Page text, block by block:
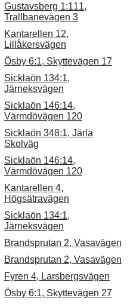
Gustavsberg 1:111,
Trallbanevägen 3
Kantarellen 12,
Lillåkersvägen
Ösby 6:1, Skyttevägen 17
Sicklaön 134:1,
Järneksvägen
Sicklaön 146:14,
Värmdövägen 120
Sicklaön 348:1, Järla
Skolväg
Sicklaön 146:14,
Värmdövägen 120
Kantarellen 4,
Högsätravägen
Sicklaön 134:1,
Järneksvägen
Brandsprutan 2, Vasavägen
Brandsprutan 2, Vasavägen
Fyren 4, Larsbergsvägen
Ösby 6:1, Skyttevägen 27